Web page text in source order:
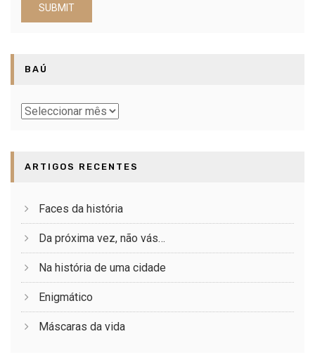
BAÚ
Baú
ARTIGOS RECENTES
Faces da história
Da próxima vez, não vás…
Na história de uma cidade
Enigmático
Máscaras da vida